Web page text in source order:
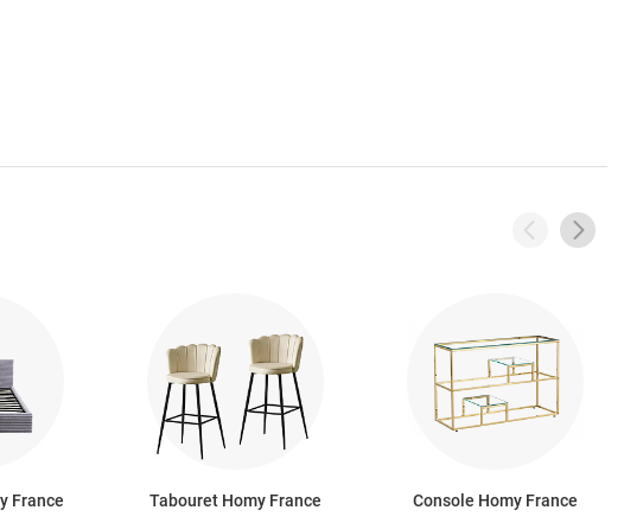
France Tabouret Homy France Console Homy France